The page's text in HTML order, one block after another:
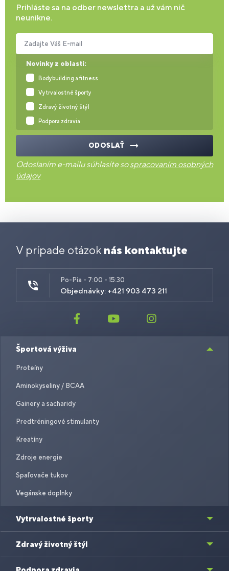
Prihláste sa na odber newslettra a už vám nič
neunikne.
Novinky z oblasti:
Bodybuilding a fitness
Vytrvalostné športy
Zdravý životný štýl
Podpora zdravia
Zadajte Váš E-mail
ODOSLAŤ
Odoslaním e-mailu súhlasíte sospracovaním osobných
údajov
V prípade otázok nás kontaktujte
Po-Pia - 7:00 - 15:30
Objednávky: +421 903 473 211
Športová výživa
Proteíny
Aminokyseliny / BCAA
Gainery a sacharidy
Predtréningové stimulanty
Kreatíny
Zdroje energie
Spaľovače tukov
Vegánske doplnky
Vytrvalostné športy
Zdravý životný štýl